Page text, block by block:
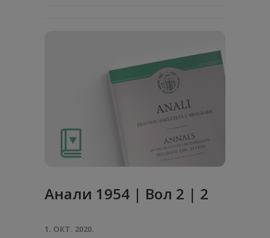
Анaли 1954 | Вол 2 | 2
1. ОКТ. 2020.